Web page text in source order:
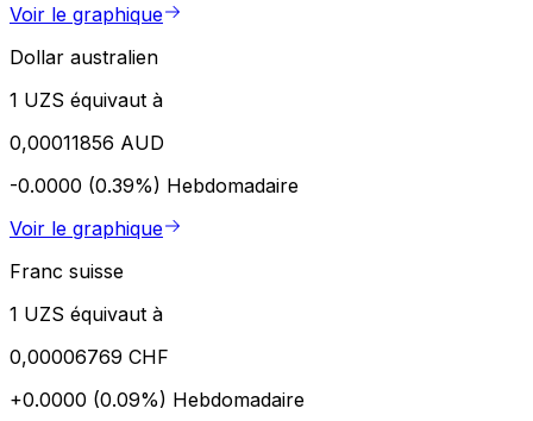
Voir le graphique
Dollar australien
1 UZS équivaut à
0,00011856 AUD
-0.0000 (0.39%) Hebdomadaire
Voir le graphique
Franc suisse
1 UZS équivaut à
0,00006769 CHF
+0.0000 (0.09%) Hebdomadaire